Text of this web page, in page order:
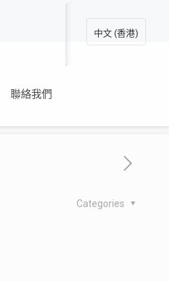
聯絡我們
中文 (香港)
Categories